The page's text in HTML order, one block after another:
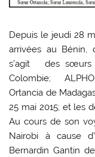
Depuis le jeudi 28
arrivées au
s’agit des sœurs
Colombie;
Ortancia de
25 mai 2015; et les
Au cours de son
Nairobi à cause
Bernardin Gantin